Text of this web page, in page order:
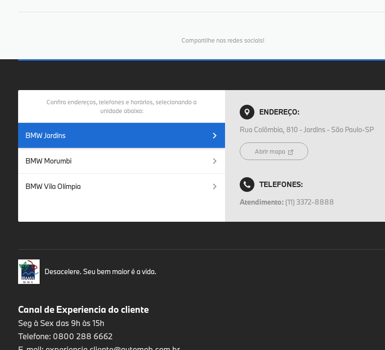
Compartilhe nas redes sociais!
Confira endereços, telefones e horários, selecionando a
unidade abaixo:
BMW Jardins
BMW Morumbi
BMW Vila Olímpia
ENDEREÇO:
Rua Colômbia, 810 - Jardins - São Paulo-SP
Abrir mapa
TELEFONES:
Atendimento: (11) 3372-8888
Desacelere. Seu bem maior é a vida.
Canal de Experiencia do cliente
Seg à Sex das 9h às 15h
Telefone: 0800 288 6662